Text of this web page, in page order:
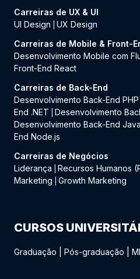
Carreiras de UX & UI
UI Design
UX Design
Carreiras de Mobile & Front-
Desenvolvimento Mobile com
Front-End React
Carreiras de Back-End
Desenvolvimento Back-End PHP
End .NET
Desenvolvimento
Desenvolvimento Back-End Java
End Node.js
Carreiras de Negócios
Liderança
Recursos Humanos
Marketing
Growth Marketing
CURSOS
Graduação Pós-graduação